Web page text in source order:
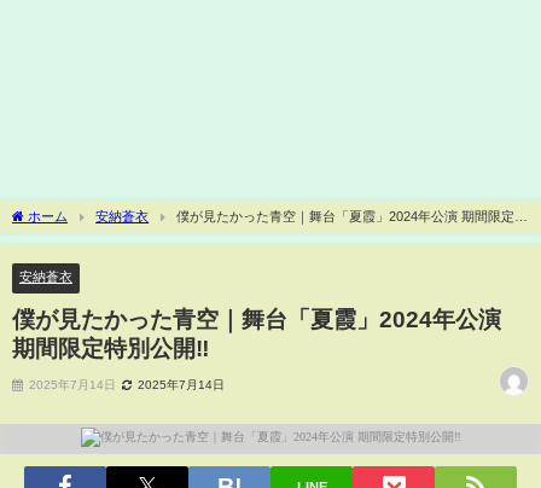
ホーム 安納蒼衣
僕が見たかった青空｜舞台「夏霞」2024年公演 期間限定特
別公開‼
安納蒼衣
僕が見たかった青空｜舞台「夏霞」2024年公演
期間限定特別公開‼
2025年7月14日 2025年7月14日